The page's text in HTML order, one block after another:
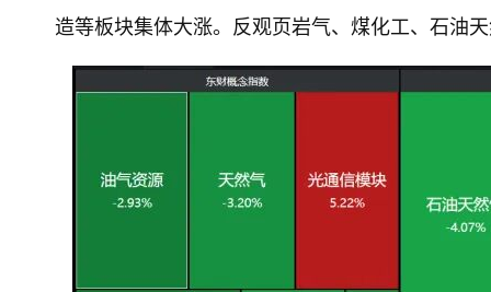
造等板块集体大涨。反观页岩气、煤化工、石油